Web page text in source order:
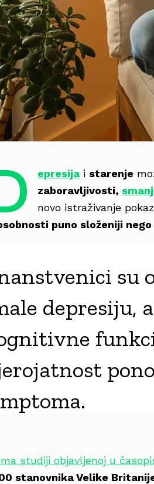
epresija i starenje
zaboravljivosti,
novo istraživanje
puno složeniji
su
depresiju,
studiji objavljenoj u
stanovnika Velike